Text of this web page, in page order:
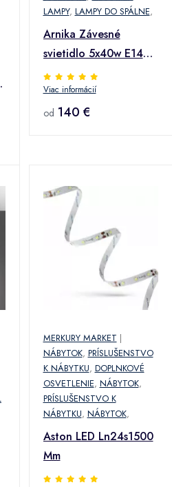
LAMPY, LAMPY DO SPÁLNE,
Arnika Závesné
svietidlo 5x40w E14
Chróm / Biela
Viac informácií
od 140 €
MERKURY MARKET |
NÁBYTOK, PRÍSLUŠENSTVO
K NÁBYTKU, DOPLNKOVÉ
OSVETLENIE, NÁBYTOK,
PRÍSLUŠENSTVO K
NÁBYTKU, NÁBYTOK,
Aston LED Ln24s1500
Mm